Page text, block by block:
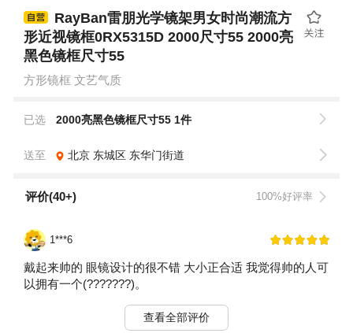
RayBan雷朋光学镜架男女时尚潮流方
形近视镜框0RX5315D 2000尺寸55 2000亮
黑色镜框尺寸55
方形镜框 文艺气质
已选 2000亮黑色镜框尺寸55 1件
送至 北京 东城区 东华门街道
评价(40+) 100%好评率
1***6
戴起来帅的 眼镜设计的很不错 大小正合适 我觉得帅的人可
以拥有一个(???????)。
查看全部评价